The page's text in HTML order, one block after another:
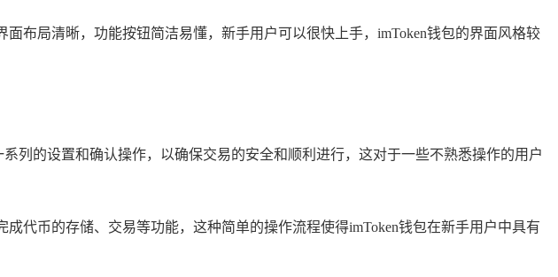
布局清晰，功能按钮简洁易懂，新手用户可以很快上手，imToken钱包的界面风格较
列的设置和确认操作，以确保交易的安全和顺利进行，这对于一些不熟悉操作的用户
代币的存储、交易等功能，这种简单的操作流程使得imToken钱包在新手用户中具有